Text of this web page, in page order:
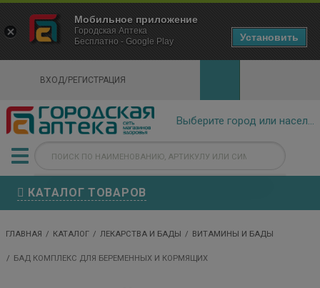
ВХОД/РЕГИСТРАЦИЯ
КАТАЛОГ ТОВАРОВ
ГЛАВНАЯ КАТАЛОГ ЛЕКАРСТВА И БАДЫ ВИТАМИНЫ И БАДЫ
БАД КОМПЛЕКС ДЛЯ БЕРЕМЕННЫХ И КОРМЯЩИХ
×
Городская Аптека Маркетплейс
- In Google Play
Мобильное приложение
Городская Аптека
Бесплатно - Google Play
Установить